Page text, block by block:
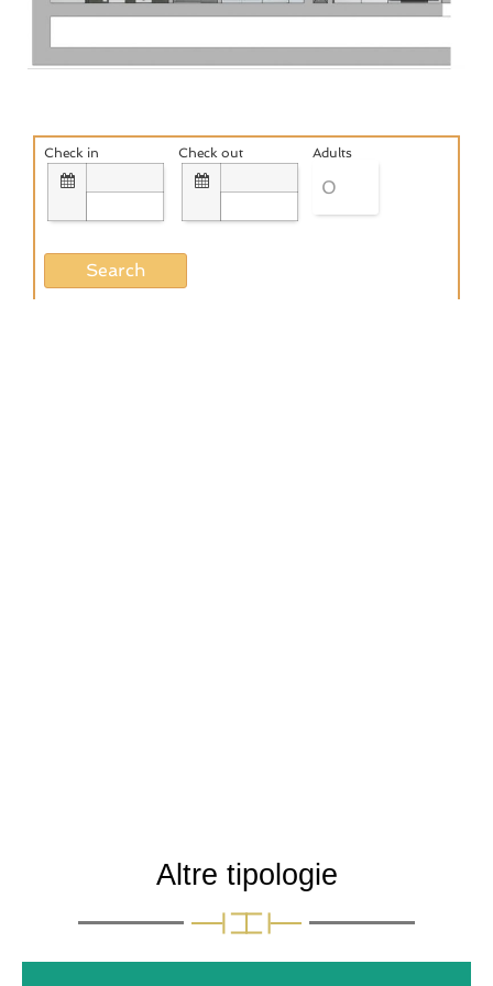
Check in Check out Adults
Altre tipologie